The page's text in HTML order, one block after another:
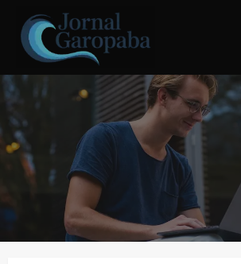
content
Jornal Garopaba